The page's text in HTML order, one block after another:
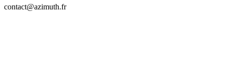
contact@azimuth.fr